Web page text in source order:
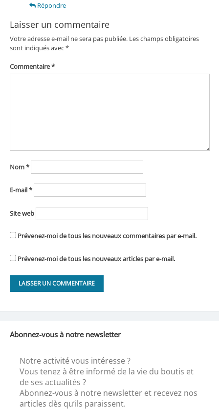
Répondre
Laisser un commentaire
Votre adresse e-mail ne sera pas publiée. Les champs obligatoires
sont indiqués avec*
Commentaire*
Nom*
E-mail*
Site web
Prévenez-moi de tous les nouveaux commentaires par e-mail.
Prévenez-moi de tous les nouveaux articles par e-mail.
Abonnez-vous à notre newsletter
Notre activité vous intéresse ?
Vous tenez à être informé de la vie du boutis et
de ses actualités ?
Abonnez-vous à notre newsletter et recevez nos
articles dès qu’ils paraissent.